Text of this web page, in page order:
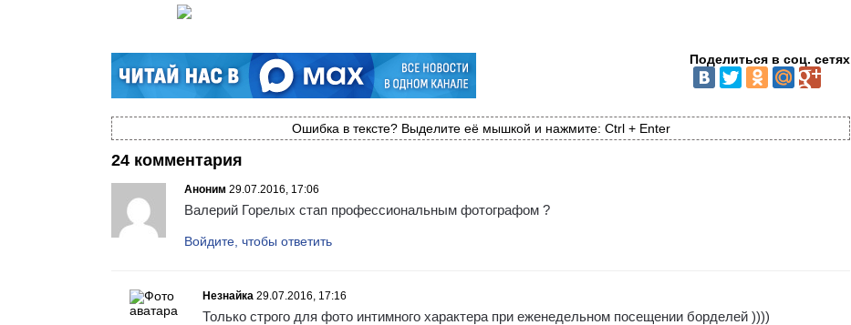
Поделиться в соц. сетях
Ошибка в тексте? Выделите её мышкой и нажмите: Ctrl + Enter
24 комментария
Аноним 29.07.2016, 17:06
Валерий Горелых стап профессиональным фотографом ?
Войдите, чтобы ответить
Незнайка 29.07.2016, 17:16
Только строго для фото интимного характера при еженедельном посещении борделей ))))